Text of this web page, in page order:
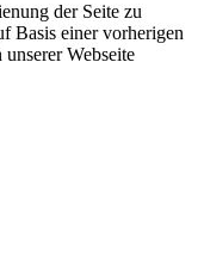
der Seite zu
Basis einer vorherigen
Webseite